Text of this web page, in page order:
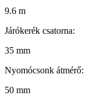
9.6 m
Járókerék csatorna:
35 mm
Nyomócsonk átmérő:
50 mm